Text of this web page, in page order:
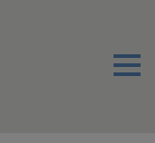
Menu